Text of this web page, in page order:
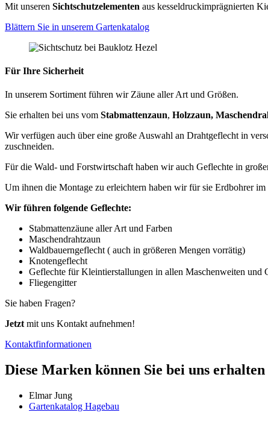
Mit unseren Sichtschutzelementen aus kesseldruckimprägnierten
Blättern Sie in unserem Gartenkatalog
Für Ihre Sicherheit
In unserem Sortiment führen wir Zäune aller Art und Größen.
Sie erhalten bei uns vom Stabmattenzaun, Holzzaun,
Wir verfügen auch über eine große Auswahl an Drahtgeflecht in
zuschneiden.
Für die Wald- und Forstwirtschaft haben wir auch Geflechte in
Um ihnen die Montage zu erleichtern haben wir für sie Erdbohrer im
Wir führen folgende Geflechte:
Stabmattenzäune aller Art und Farben
Maschendrahtzaun
Waldbauerngeflecht ( auch in größeren Mengen vorrätig)
Knotengeflecht
Geflechte für Kleintierstallungen in allen Maschenweiten und
Fliegengitter
Sie haben Fragen?
Jetztmit uns Kontakt aufnehmen!
Kontaktfinformationen
Diese Marken können Sie bei uns erhalten
Elmar Jung
Gartenkatalog Hagebau